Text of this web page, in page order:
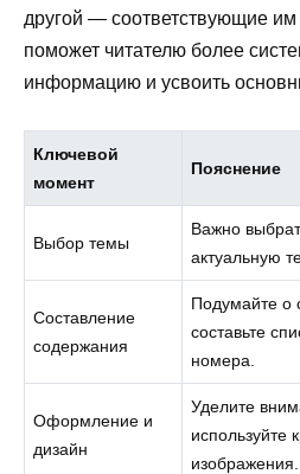
другой — соответствующие
поможет читателю более
информацию и усвоить
Ключевой
момент
Пояснение
Выбор темы
Важно
актуальную
Составление
содержания
Подумайте о
составьте
номера.
Оформление и
дизайн
Уделите
используйте
изображения.